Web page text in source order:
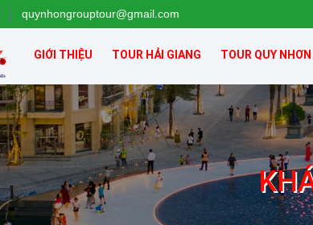
quynhongrouptour@gmail.com
GIỚI THIỆU TOUR HẢI GIANG TOUR QUY NHƠN